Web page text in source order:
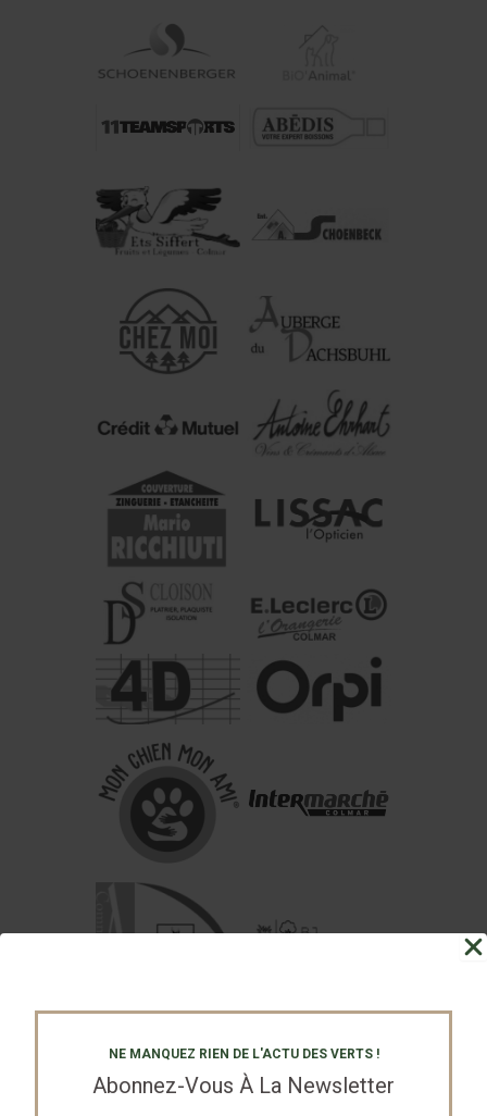
NE MANQUEZ RIEN DE L'ACTU DES VERTS !
Abonnez-Vous À La Newsletter